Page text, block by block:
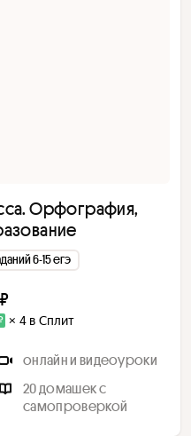
Орфография,
6-15 егэ
× 4 в Сплит
онлайн и видеоуроки
20 домашек с
самопроверкой